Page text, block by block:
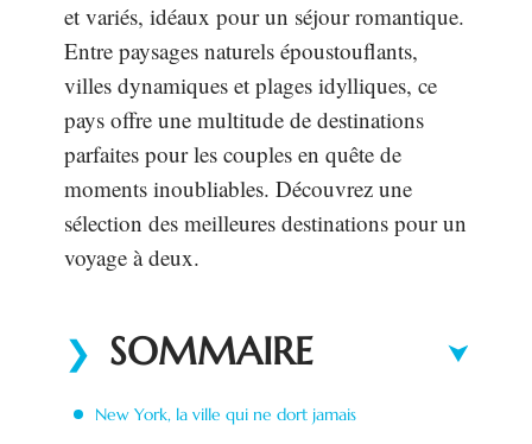
et variés, idéaux pour un séjour romantique.
Entre paysages naturels époustouflants,
villes dynamiques et plages idylliques, ce
pays offre une multitude de destinations
parfaites pour les couples en quête de
moments inoubliables. Découvrez une
sélection des meilleures destinations pour un
voyage à deux.
SOMMAIRE
New York, la ville qui ne dort jamais